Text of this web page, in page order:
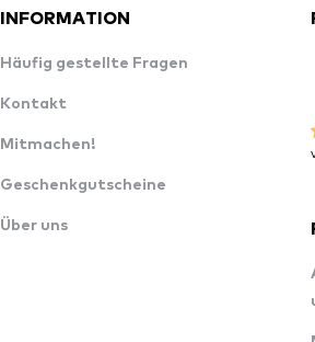
INFORMATION
Häufig gestellte Fragen
Kontakt
Mitmachen!
Geschenkgutscheine
Über uns